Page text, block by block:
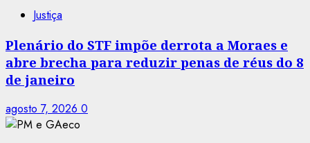
Justiça
Plenário do STF impõe derrota a Moraes e
abre brecha para reduzir penas de réus do 8
de janeiro
agosto 7, 2026 0